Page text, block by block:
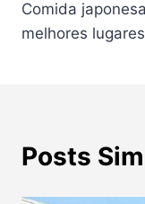
Post
Comida
melhores lugares
Posts